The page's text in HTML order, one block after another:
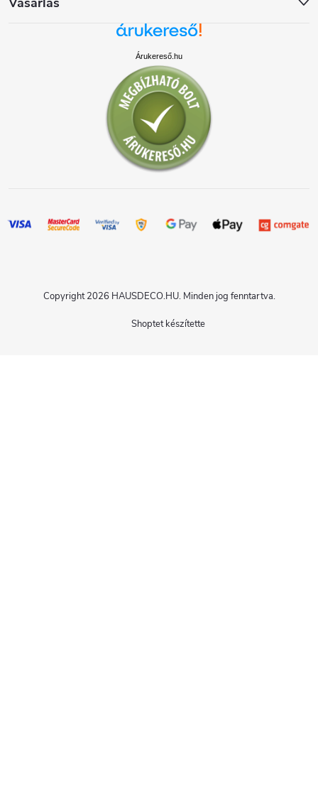
Árukereső.hu
Shoptet készítette
Copyright 2026 HAUSDECO.HU. Minden jog fenntartva.